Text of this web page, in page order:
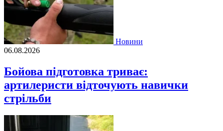
Новини
06.08.2026
Бойова підготовка триває:
артилеристи відточують навички
стрільби